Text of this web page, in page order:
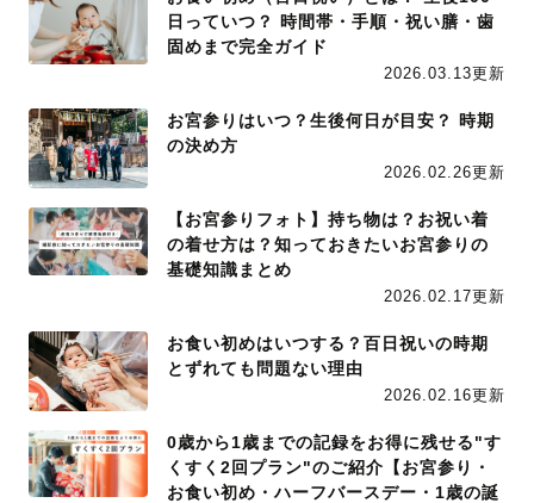
日っていつ？ 時間帯・手順・祝い膳・歯
固めまで完全ガイド
2026.03.13更新
お宮参りはいつ？生後何日が目安？ 時期
の決め方
2026.02.26更新
【お宮参りフォト】持ち物は？お祝い着
の着せ方は？知っておきたいお宮参りの
基礎知識まとめ
2026.02.17更新
お食い初めはいつする？百日祝いの時期
とずれても問題ない理由
2026.02.16更新
0歳から1歳までの記録をお得に残せる"す
くすく2回プラン"のご紹介【お宮参り・
お食い初め・ハーフバースデー・1歳の誕